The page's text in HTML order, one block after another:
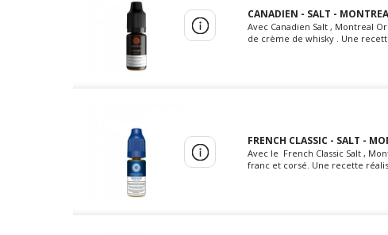
CANADIEN - SALT -
Avec Canadien Salt , Montreal
de crème de whisky . Une
FRENCH CLASSIC - SALT -
Avec le French Classic Salt ,
franc et corsé. Une recette